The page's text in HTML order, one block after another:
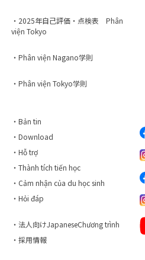
・2025年自己評価・点検表 Phân
viện Tokyo
・Phân viện Nagano学則
・Phân viện Tokyo学則
・Bản tin
・Download
・Hỗ trợ
・Thành tích tiến học
・Cảm nhận của du học sinh
・Hỏi đáp
・法人向けJapaneseChương trình
・採用情報